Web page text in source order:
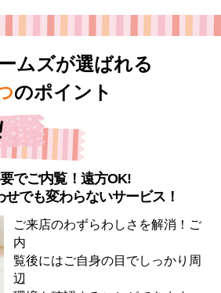
ムズが選ばれる
のポイント
でご内覧！遠方OK!
でも変わらないサービス！
ご来店のわずらわしさを解消！ご
内
覧後にはご自身の目でしっかり周
辺